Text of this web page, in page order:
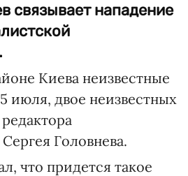
связывает нападение
Киева неизвестные
июля, двое неизвестных
Головнева.
что придется такое